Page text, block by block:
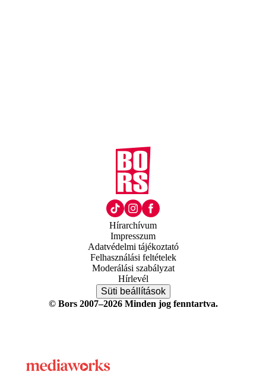
Hírarchívum
Impresszum
Adatvédelmi tájékoztató
Felhasználási feltételek
Moderálási szabályzat
Hírlevél
Süti beállítások
© Bors 2007–2026 Minden jog fenntartva.